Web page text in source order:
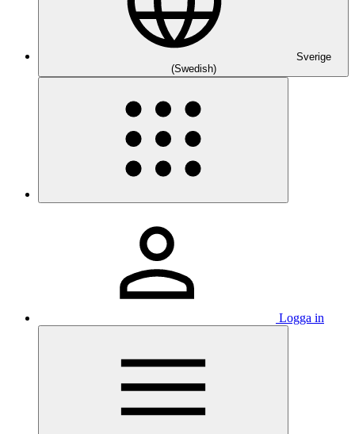
Sverige
(Swedish)
Logga in